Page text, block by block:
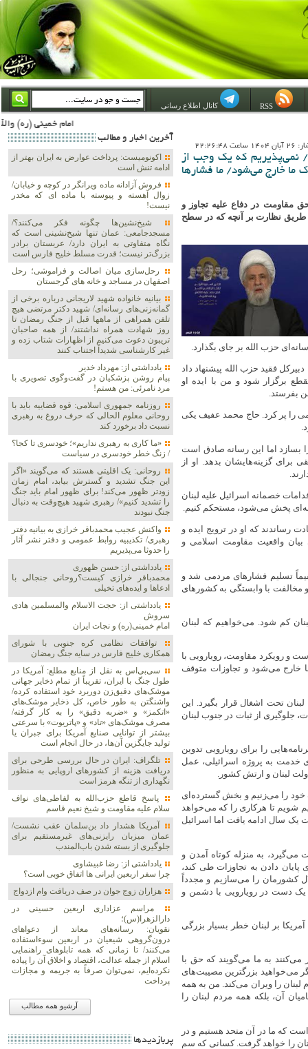
کانال اطلاع رسانی
امام خمینی (ره) والله اسلام تمامش سیاست است؛ ***** امام شهید: به گفتار امام و کردار امام اهتمام بورزید ***** امام خمینی(ره): ان شاء الله ما اندوه دلمان را در وقت مناسب با انتقام از امریکا و آل
22:26:48
نمی‌پذیریم که یک وجب از
ما خارج می‌شود/ ما فشارها
مقاومت در دفاع علیه تجاوز و
طریق نظارت بر آنچه که در سطح
حزب الله بر جای بگذارد.
فقید حزب الله پیشنهاد داد
برگزار شود و من با ایده او
بفرستد.
را پر کرد. حاج محمد عفیف یکی
بسازد اما این رسانه صادق است
برای گزینه‌هایشان بدهد. او از
خصمانه اسرائیل علیه لبنان
پخش می‌شود، مستحکم کنیم.
رساندند که او در ترویج ایده و
واقعیت مقاومت اسلامی و
تسلیم فشارهای مردمی شد و
مخالفت با وابستگی به کشورهای
کم شود. می‌خواهیم که لبنان
و رویکرد مقاومت، رویارویی با
خارج می‌شود و تجاوزات متوقف
تحت اشغال قرار بگیرد. این
جلوگیری از ثبات در جنوب لبنان
را برای رویارویی تدوین
خدمت به پروژه اسرائیلی، عمل
لبنان و ارتش کشور.
را می‌زنیم و بخش گسترده‌ای
شویم تا هرکاری را که می‌خواهد
یک سال ادامه یافت اما اسرائیل
می‌گیرد، به منزله کوتاه آمدن و
پایان دادن به تجاوزات طی کند،
کشورمان را می‌سازیم و مجدداً
دست در رویارویی با دشمن و
بر لبنان خطر بسیار بزرگی
می‌کنند به ما می‌گویند که حق با
می‌خواهید بزرگترین مصیبت‌های
لبنان را ویران می‌کند. من به همه
آن، بلکه همه مردم لبنان را
که ما در آن متحد هستیم و در
را خواهد گرفت. کسانی که سم
آخرين اخبار و مطالب
اکونومیست: پرداخت عوارض به ایران بهتر از
ادامه تنش است
فروش آزادانه ماده ویرانگر در کوچه و خیابان/
زوال آهسته و پیوسته با ماده ای که مخدر
نیست!
شیخ‌نشین‌ها چگونه فکر می‌کنند؟/
مسجدجامعی: عمان تنها شیخ‌نشینی است که
نگاه متفاوتی به ایران دارد/ عربستان برادر
بزرگ‌تر نیست؛ قدرت مسلط خلیج فارس است
رحل‌سازی میان اصالت و فراموشی؛ رحل
اصفهان در مساجد و خانه های گرجستان
بیانیه خانواده شهید لاریجانی درباره برخی از
گمانه‌زنی‌های رسانه‌ای/ شهید دکتر مرتضی هیچ
تلفن همراهی از ماهها قبل از جنگ رمضان تا
روز شهادت همراه نداشتند/ از همه صاحبان
تریبون دعوت می‌کنیم از اظهارات شتاب زده و
غیر کارشناسی شدیداً اجتناب کنند
یادداشتی از: مهرداد خدیر
پیام روشن پزشکیان در گفت‌و‌گوی تصویری با
مرد نامرئی: من هستم!
روزنامه جمهوری اسلامی: قوه قضاییه باید با
روحانی معلوم الحالی که حرف دروغ به رهبری
نسبت داد برخورد کند
«ما کاری به رهبری نداریم»؛ خودسری تا کجا؟
/ زنگ خطر خودسری در سیاست
روحانی: یک اقلیتی هستند که می‌گویند «اگر
این جنگ تشدید و گسترش بیابد، امام زمان
زودتر ظهور می‌کند! برای ظهور امام باید جنگ
را تشدید کنیم»/ رهبری شهید هیچ‌وقت به دنبال
جنگ نبودند
واکنش عجیب محمدباقر خرازی به بیانیه دفتر
رهبری/ تکذیبیه روابط عمومی و دفتر نشر آثار
را حدوثا می‌پذیریم
یادداشتی از: حسن ظهوری
محمدباقر خرازی کیست؟روحانی جنجالی با
ادعاها و ایده‌های تخیلی
یادداشتی از: حجت الاسلام والمسلمین هادی
سروش
امام خمینی(ره) و نجات ایران
توافقات نظامی کره جنوبی با شورای
همکاری خلیج فارس در سایه جنگ رمضان
سی‌بی‌اس به نقل از منابع مطلع: آمریکا در
طول جنگ با ایران، تقریباً از تمام ذخایر جهانی
موشک‌های دقیق‌زن دوربرد خود استفاده کرده/
واشنگتن به طور خاص، کل ذخایر موشک‌های
«اتکمز» و «ضربه دقیق» را به کار گرفته/
مصرف موشک‌های «تاد» و «پاتریوت» با سرعتی
بیشتر از توانایی صنایع آمریکا برای جبران یا
تولید جایگزین آن‌ها، در حال انجام است
تلگراف: ایران در حال بررسی طرحی برای
دریافت هزینه از کشورهای اروپایی به منظور
نگهداری از تنگه هرمز است
پاسخ قاطع حزب‌الله به لفاظی‌های نواف
سلام علیه مقاومت و شیخ نعیم قاسم
آمریکا هشدار داد بن‌سلمان عقب نشست/
عمان میزبان رایزنی‌های غیرمستقیم برای
جلوگیری از بسته شدن باب‌المندب
یادداشتی از: رضا غبیشاوی
چرا سفر اربعین ایرانی ها اتفاق خوبی است؟
هزاران زوج‌ جوان در صف دریافت وام ازدواج
مراسم عزاداری اربعین حسینی در
دارالزهرا(س)؛
نقویان: رسانه‌های معاند از دعواهای
درون‌گروهی شیعیان در اربعین سوءاستفاده
می‌کنند/ تا زمانی که همه تابلوهای راهنمایی
اسلام از جمله عدالت، اقتصاد و اخلاق آن را پیاده
نکرده‌ایم، نمی‌توان صرفاً به جریمه و مجازات
پرداخت
آرشیو همه مطالب
پربازديدها